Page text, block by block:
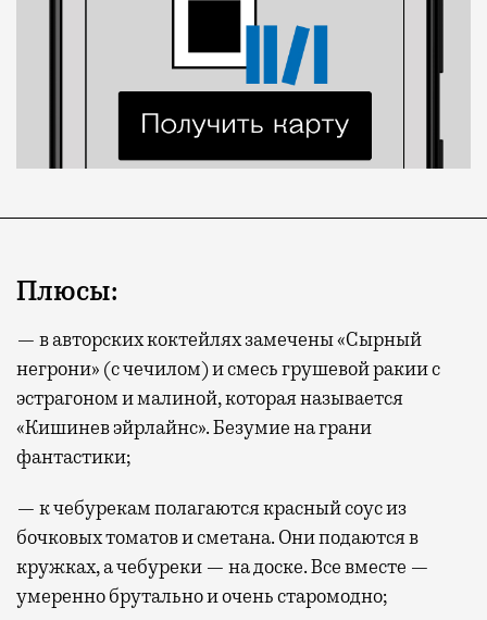
Плюсы:
— в авторских коктейлях замечены «Сырный
негрони» (с чечилом) и смесь грушевой ракии с
эстрагоном и малиной, которая называется
«Кишинев эйрлайнс». Безумие на грани
фантастики;
— к чебурекам полагаются красный соус из
бочковых томатов и сметана. Они подаются в
кружках, а чебуреки — на доске. Все вместе —
умеренно брутально и очень старомодно;